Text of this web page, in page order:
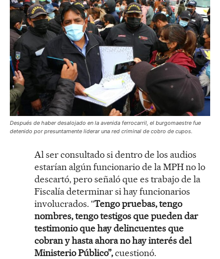
Después de haber desalojado en la avenida ferrocarril, el burgomaestre fue
detenido por presuntamente liderar una red criminal de cobro de cupos.
Al ser consultado si dentro de los audios
estarían algún funcionario de la MPH no lo
descartó, pero señaló que es trabajo de la
Fiscalía determinar si hay funcionarios
involucrados. “Tengo pruebas, tengo
nombres, tengo testigos que pueden dar
testimonio que hay delincuentes que
cobran y hasta ahora no hay interés del
Ministerio Público”,cuestionó.